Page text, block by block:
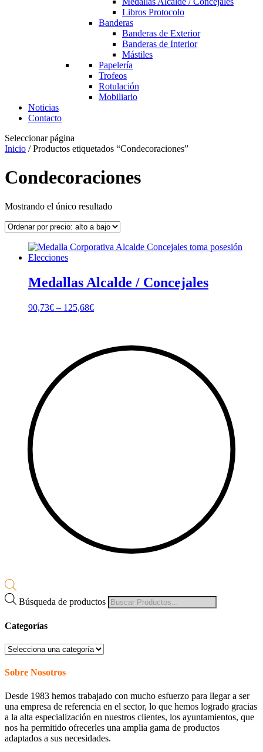
Libros Protocolo
Banderas
Banderas de Exterior
Banderas de Interior
Mástiles
Papelería
Trofeos
Rotulación
Mobiliario
Noticias
Contacto
Seleccionar página
Inicio / Productos etiquetados “Condecoraciones”
Condecoraciones
Mostrando el único resultado
Medallas Alcalde / Concejales
90,73€ – 125,68€
Búsqueda de productos
Categorías
Sobre Nosotros
Desde 1983 hemos trabajado con mucho esfuerzo para llegar a ser
una empresa de referencia en el sector, lo que hemos logrado gracias
a la alta especialización en nuestros clientes, los ayuntamientos, que
nos ha permitido ofrecerles una amplia gama de productos
adaptados a sus necesidades.